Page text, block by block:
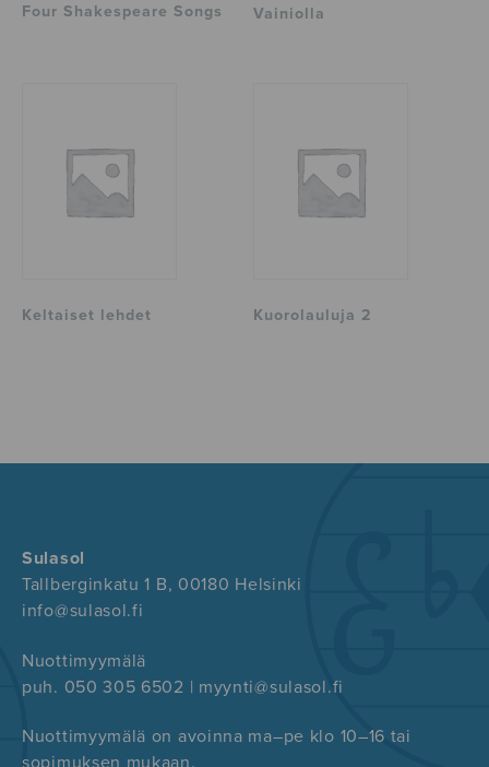
Four Shakespeare Songs Vainiolla
Keltaiset lehdet Kuorolauluja 2
Sulasol
Tallberginkatu 1 B, 00180 Helsinki
info@sulasol.fi
Nuottimyymälä
puh. 050 305 6502 | myynti@sulasol.fi
Nuottimyymälä on avoinna ma–pe klo 10–16 tai